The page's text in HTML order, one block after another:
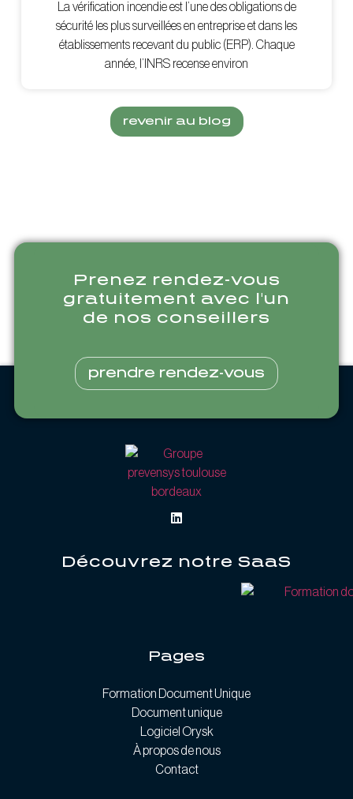
La vérification incendie est l’une des obligations de
sécurité les plus surveillées en entreprise et dans les
établissements recevant du public (ERP). Chaque
année, l’INRS recense environ
revenir au blog
Prenez rendez-vous
gratuitement avec l'un
de nos conseillers
prendre rendez-vous
Découvrez notre SaaS
Pages
Formation Document Unique
Document unique
Logiciel Orysk
À propos de nous
Contact